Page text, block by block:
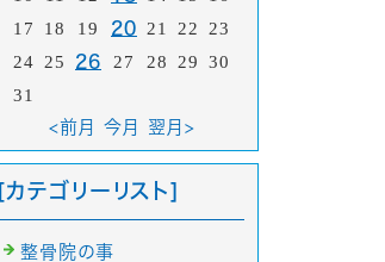
17
18 19 20 21 22
23
24
25 26 27 28 29
30
31
<前月 今月 翌月>
[カテゴリーリスト]
整骨院の事